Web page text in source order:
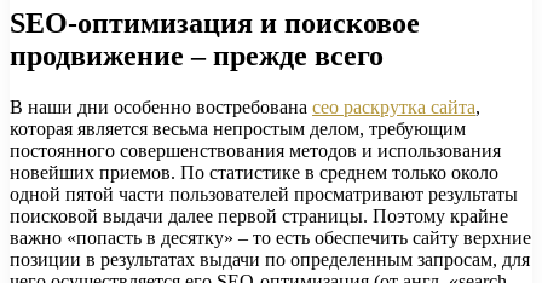
SEO-оптимизация и поисковое
продвижение – прежде всего
В наши дни особенно востребована сео раскрутка сайта,
которая является весьма непростым делом, требующим
постоянного совершенствования методов и использования
новейших приемов. По статистике в среднем только около
одной пятой части пользователей просматривают результаты
поисковой выдачи далее первой страницы. Поэтому крайне
важно «попасть в десятку» – то есть обеспечить сайту верхние
позиции в результатах выдачи по определенным запросам, для